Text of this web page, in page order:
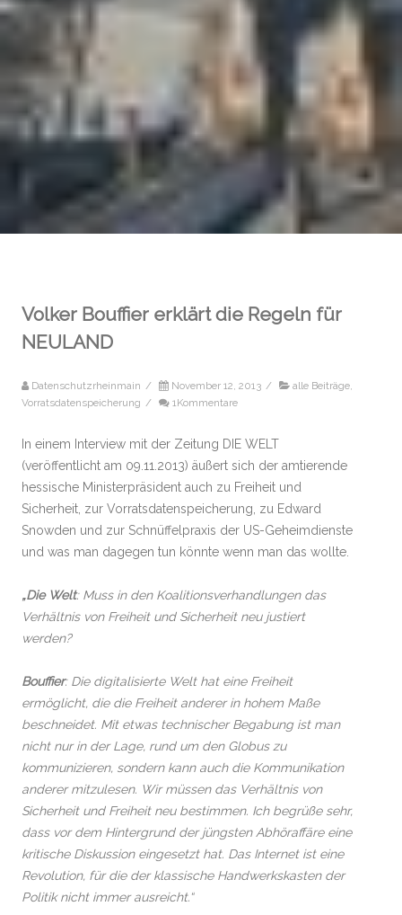
Volker Bouffier erklärt die Regeln für
NEULAND
Datenschutzrheinmain / November 12, 2013 / alle Beiträge,
Vorratsdatenspeicherung / 1Kommentare
In einem Interview mit der Zeitung DIE WELT
(veröffentlicht am 09.11.2013) äußert sich der amtierende
hessische Ministerpräsident auch zu Freiheit und
Sicherheit, zur Vorratsdatenspeicherung, zu Edward
Snowden und zur Schnüffelpraxis der US-Geheimdienste
und was man dagegen tun könnte wenn man das wollte.
„Die Welt: Muss in den Koalitionsverhandlungen das
Verhältnis von Freiheit und Sicherheit neu justiert
werden?
Bouffier: Die digitalisierte Welt hat eine Freiheit
ermöglicht, die die Freiheit anderer in hohem Maße
beschneidet. Mit etwas technischer Begabung ist man
nicht nur in der Lage, rund um den Globus zu
kommunizieren, sondern kann auch die Kommunikation
anderer mitzulesen. Wir müssen das Verhältnis von
Sicherheit und Freiheit neu bestimmen. Ich begrüße sehr,
dass vor dem Hintergrund der jüngsten Abhöraffäre eine
kritische Diskussion eingesetzt hat. Das Internet ist eine
Revolution, für die der klassische Handwerkskasten der
Politik nicht immer ausreicht.“